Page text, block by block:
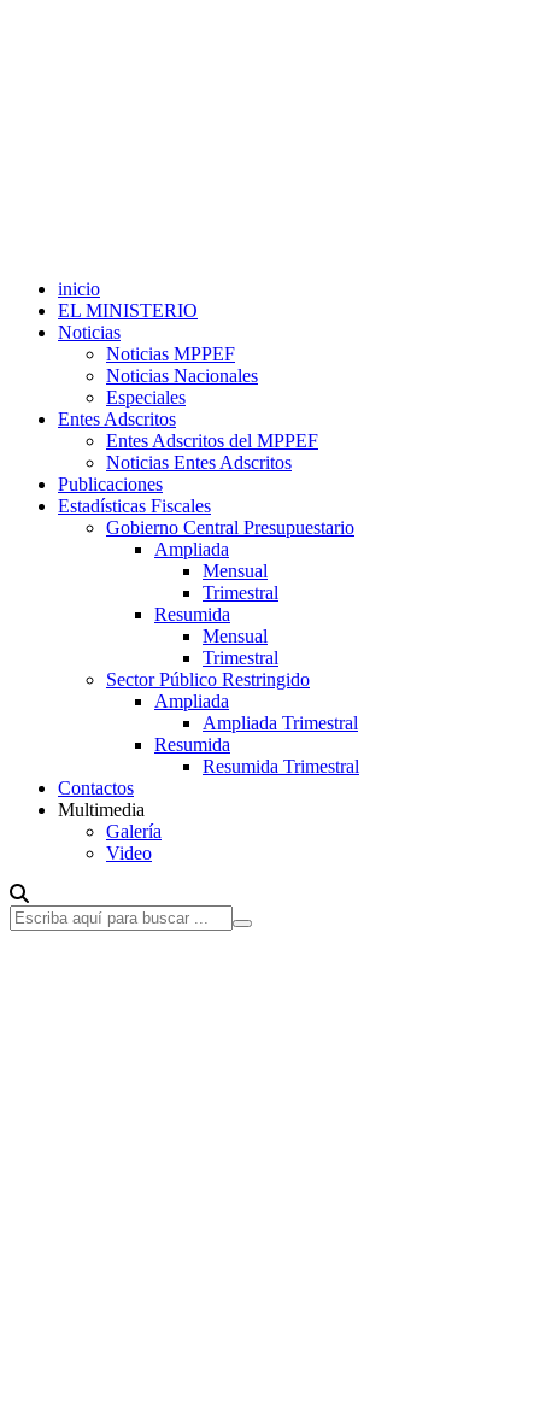
inicio
EL MINISTERIO
Noticias
Noticias MPPEF
Noticias Nacionales
Especiales
Entes Adscritos
Entes Adscritos del MPPEF
Noticias Entes Adscritos
Publicaciones
Estadísticas Fiscales
Gobierno Central Presupuestario
Ampliada
Mensual
Trimestral
Resumida
Mensual
Trimestral
Sector Público Restringido
Ampliada
Ampliada Trimestral
Resumida
Resumida Trimestral
Contactos
Multimedia
Galería
Video